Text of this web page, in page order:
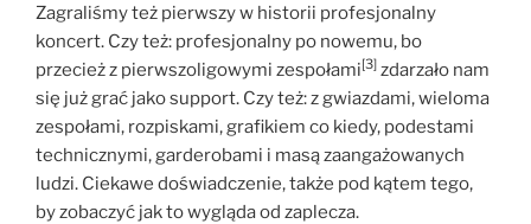
Zagraliśmy też pierwszy w historii profesjonalny
koncert. Czy też: profesjonalny po nowemu, bo
przecież z pierwszoligowymi zespołami[3] zdarzało nam
się już grać jako support. Czy też: z gwiazdami, wieloma
zespołami, rozpiskami, grafikiem co kiedy, podestami
technicznymi, garderobami i masą zaangażowanych
ludzi. Ciekawe doświadczenie, także pod kątem tego,
by zobaczyć jak to wygląda od zaplecza.